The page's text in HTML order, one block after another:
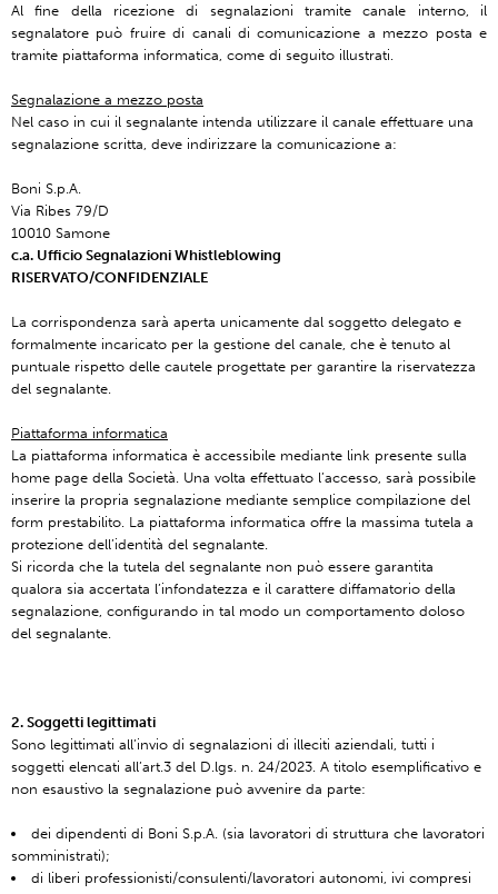
Al fine della ricezione di segnalazioni tramite canale interno, il
segnalatore può fruire di canali di comunicazione a mezzo posta e
tramite piattaforma informatica, come di seguito illustrati.
Segnalazione a mezzo posta
Nel caso in cui il segnalante intenda utilizzare il canale effettuare una
segnalazione scritta, deve indirizzare la comunicazione a:
Boni S.p.A.
Via Ribes 79/D
10010 Samone
c.a. Ufficio Segnalazioni Whistleblowing
RISERVATO/CONFIDENZIALE
La corrispondenza sarà aperta unicamente dal soggetto delegato e
formalmente incaricato per la gestione del canale, che è tenuto al
puntuale rispetto delle cautele progettate per garantire la riservatezza
del segnalante.
Piattaforma informatica
La piattaforma informatica è accessibile mediante link presente sulla
home page della Società. Una volta effettuato l’accesso, sarà possibile
inserire la propria segnalazione mediante semplice compilazione del
form prestabilito. La piattaforma informatica offre la massima tutela a
protezione dell’identità del segnalante.
Si ricorda che la tutela del segnalante non può essere garantita
qualora sia accertata l’infondatezza e il carattere diffamatorio della
segnalazione, configurando in tal modo un comportamento doloso
del segnalante.
2. Soggetti legittimati
Sono legittimati all’invio di segnalazioni di illeciti aziendali, tutti i
soggetti elencati all’art.3 del D.lgs. n. 24/2023. A titolo esemplificativo e
non esaustivo la segnalazione può avvenire da parte:
dei dipendenti di Boni S.p.A. (sia lavoratori di struttura che lavoratori
somministrati);
di liberi professionisti/consulenti/lavoratori autonomi, ivi compresi